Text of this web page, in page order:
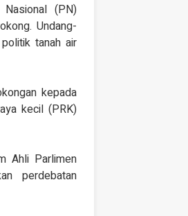
(PN)
Undang-
tanah air
kepada
kecil (PRK)
Ahli Parlimen
perdebatan